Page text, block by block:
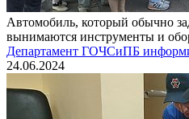
Автомобиль, который обычно
вынимаются инструменты и
Департамент ГОЧСиПБ
24.06.2024